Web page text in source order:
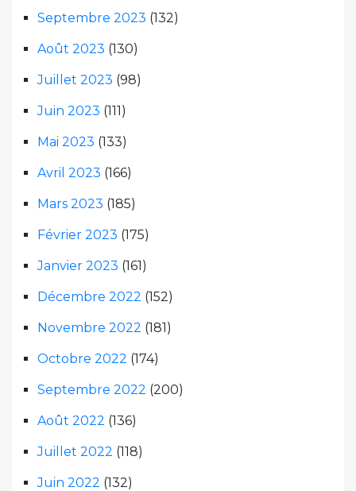
Septembre 2023 (132)
Août 2023 (130)
Juillet 2023 (98)
Juin 2023 (111)
Mai 2023 (133)
Avril 2023 (166)
Mars 2023 (185)
Février 2023 (175)
Janvier 2023 (161)
Décembre 2022 (152)
Novembre 2022 (181)
Octobre 2022 (174)
Septembre 2022 (200)
Août 2022 (136)
Juillet 2022 (118)
Juin 2022 (132)